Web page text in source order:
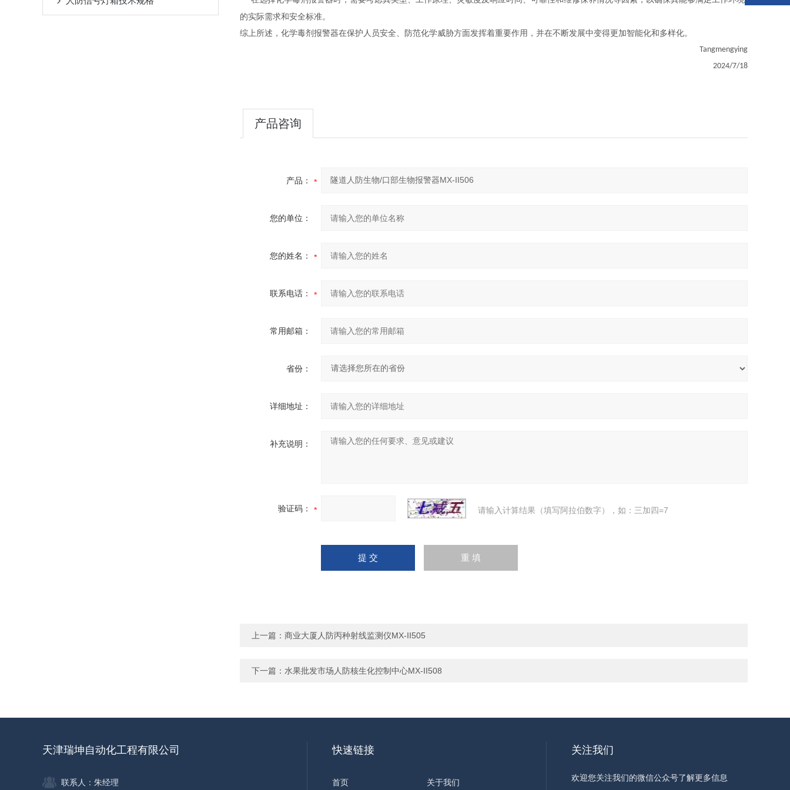
的实际需求和安全标准。
综上所述，化学毒剂报警器在保护人员安全、防范化学威胁方面发挥着重要作用，并在不断发展中变得更加智能化和多样化。
Tangmengying
2024/7/18
产品咨询
产品：
您的单位：
您的姓名：
联系电话：
常用邮箱：
省份：
详细地址：
补充说明：
验证码： 请输入计算结果（填写阿拉伯数字），如：三加四=7
上一篇： 商业大厦人防丙种射线监测仪MX-II505
下一篇： 水果批发市场人防核生化控制中心MX-II508
天津瑞坤自动化工程有限公司
联系人：朱经理
快速链接
首页 关于我们
关注我们
欢迎您关注我们的微信公众号了解更多信息